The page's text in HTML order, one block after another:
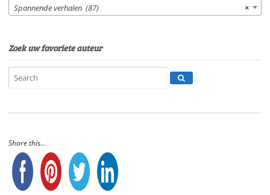
×
Spannende verhalen (87)
Zoek uw favoriete auteur
Share this...